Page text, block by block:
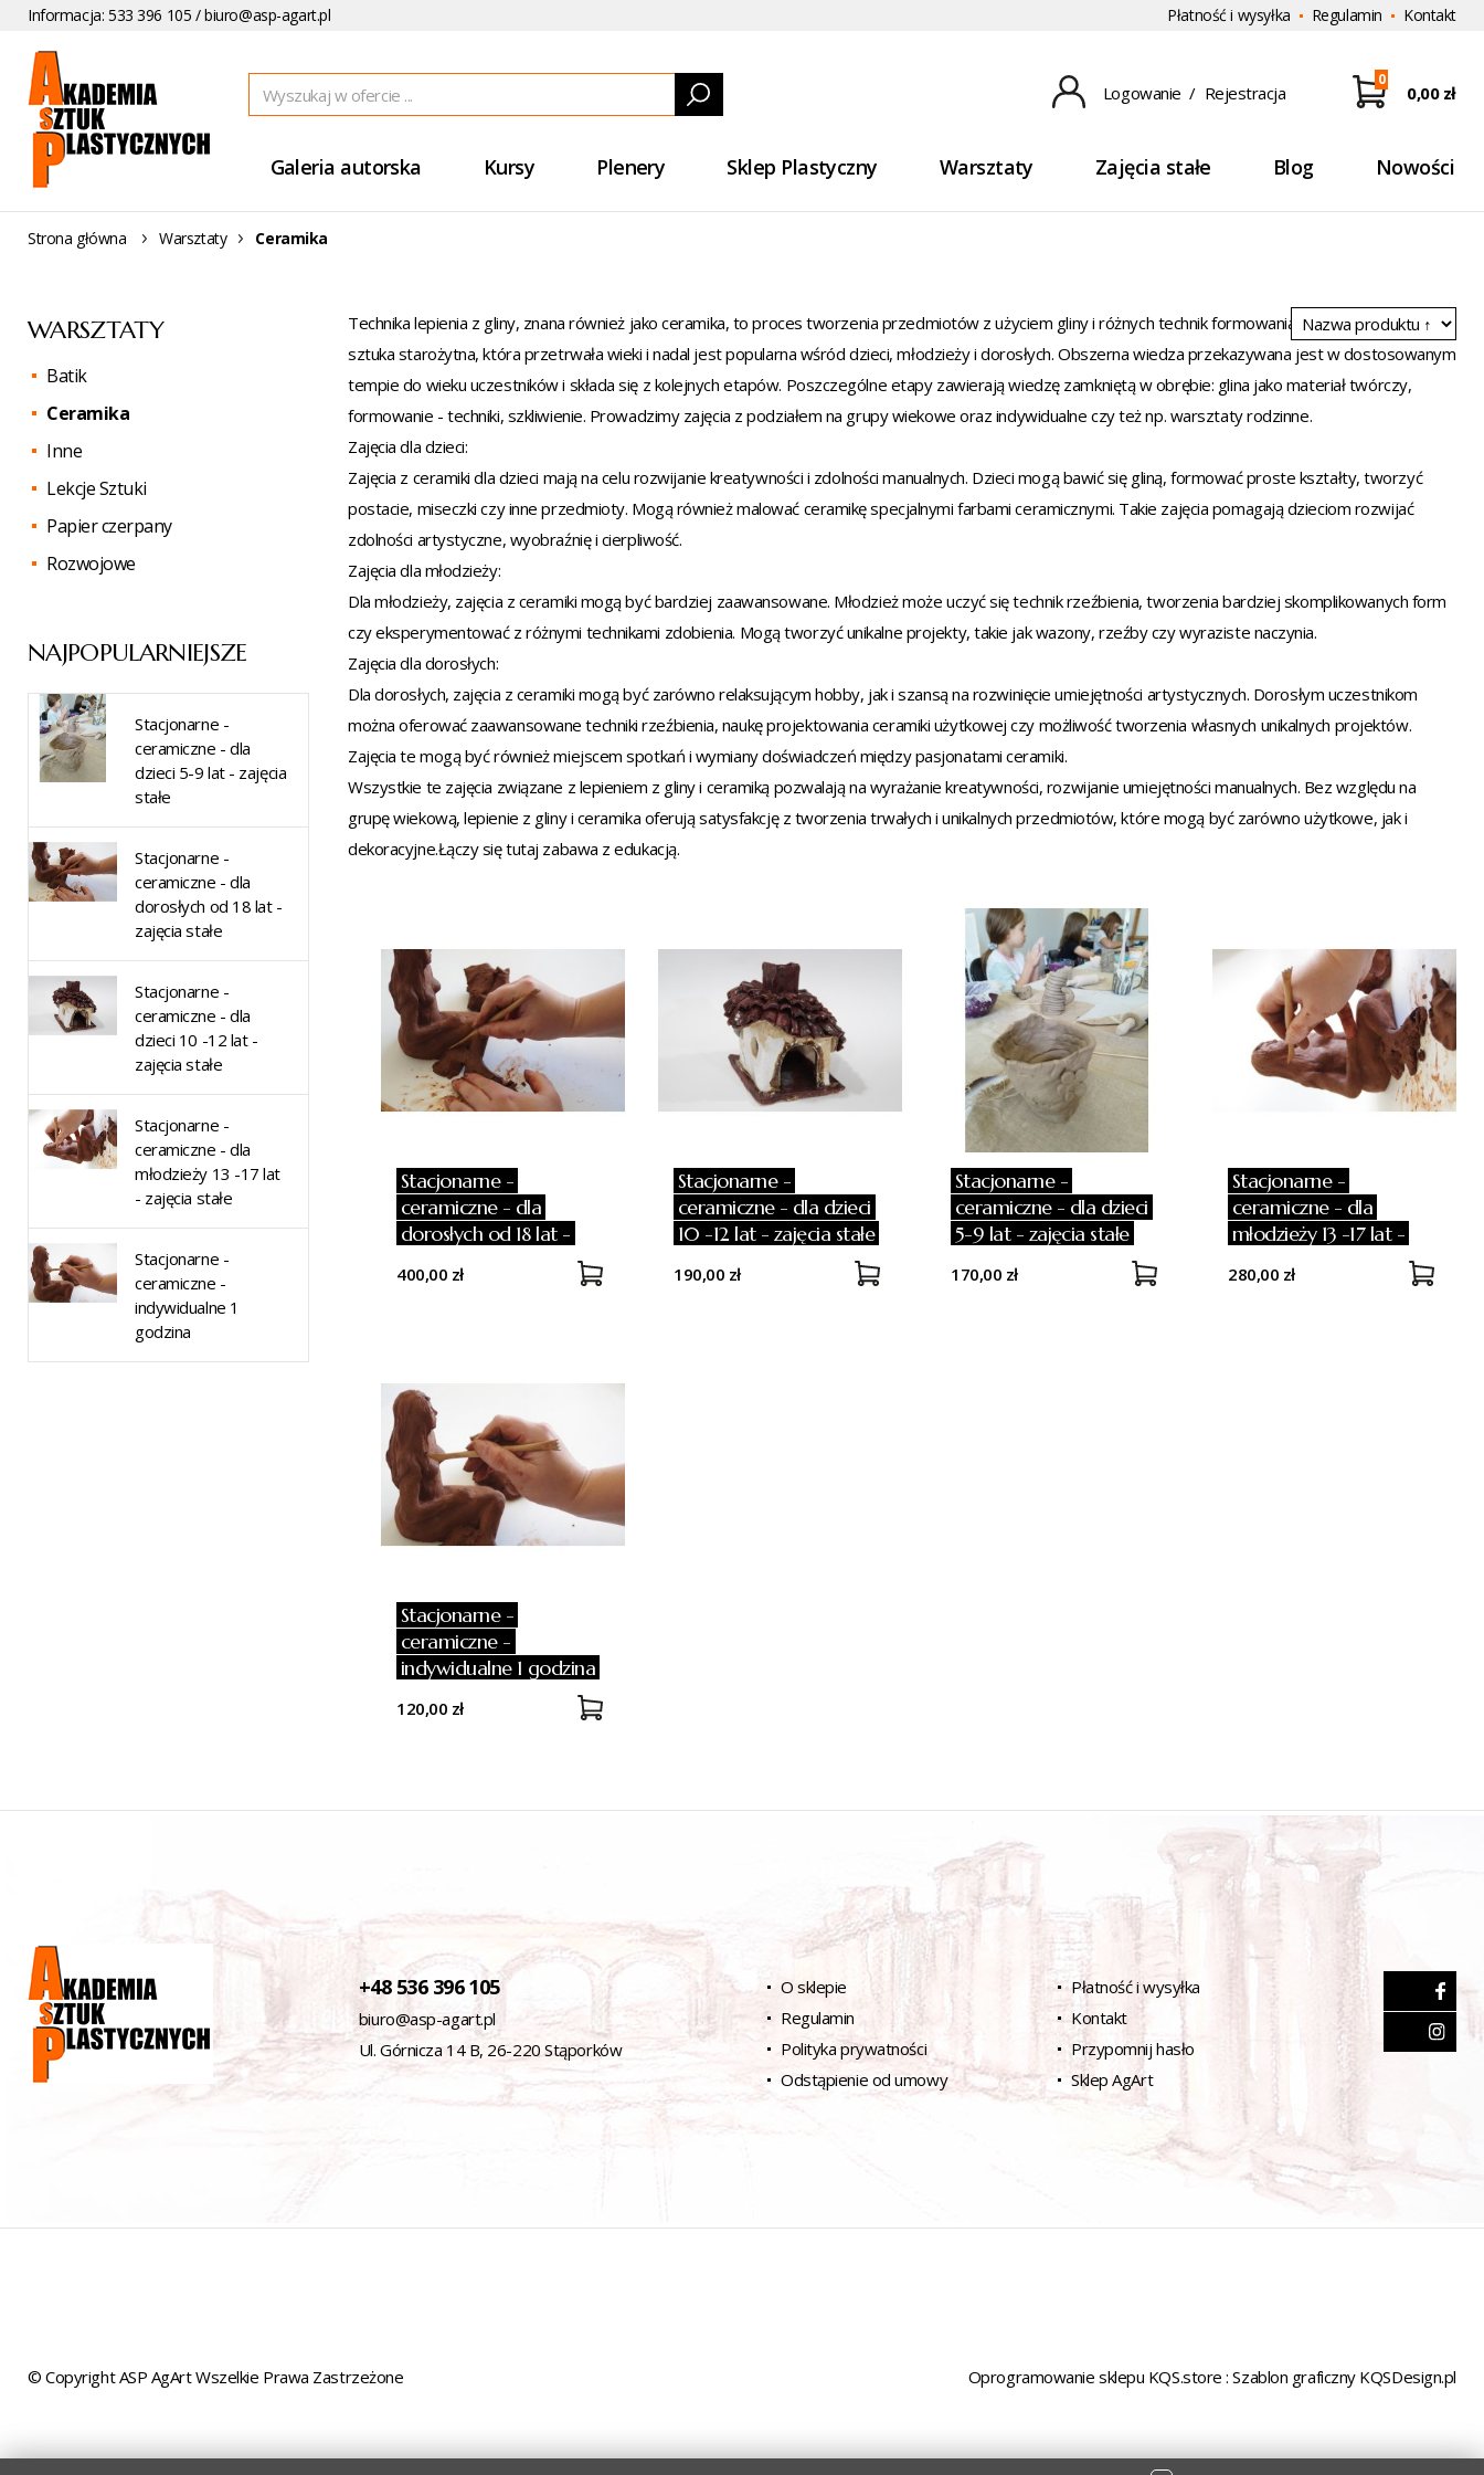
Informacja: 533 396 105 /biuro@asp-agart.pl Płatność i wysyłka Regulamin Kontakt
Logowanie / Rejestracja
0
0,00 zł
Galeria autorska Kursy Plenery Sklep Plastyczny Warsztaty Zajęcia stałe Blog Nowości
Strona główna Warsztaty Ceramika
WARSZTATY
Batik
Ceramika
Inne
Lekcje Sztuki
Papier czerpany
Rozwojowe
NAJPOPULARNIEJSZE
Stacjonarne -
ceramiczne - dla
dzieci 5-9 lat - zajęcia
stałe
Stacjonarne -
ceramiczne - dla
dorosłych od 18 lat -
zajęcia stałe
Stacjonarne -
ceramiczne - dla
dzieci 10 -12 lat -
zajęcia stałe
Stacjonarne -
ceramiczne - dla
młodzieży 13 -17 lat
- zajęcia stałe
Stacjonarne -
ceramiczne -
indywidualne 1
godzina
Technika lepienia z gliny, znana również jako ceramika, to proces tworzenia przedmiotów z użyciem gliny i różnych technik formowania i zdobienia. Jest to
sztuka starożytna, która przetrwała wieki i nadal jest popularna wśród dzieci, młodzieży i dorosłych. Obszerna wiedza przekazywana jest w dostosowanym
tempie do wieku uczestników i składa się z kolejnych etapów. Poszczególne etapy zawierają wiedzę zamkniętą w obrębie: glina jako materiał twórczy,
formowanie - techniki, szkliwienie. Prowadzimy zajęcia z podziałem na grupy wiekowe oraz indywidualne czy też np. warsztaty rodzinne.
Zajęcia dla dzieci:
Zajęcia z ceramiki dla dzieci mają na celu rozwijanie kreatywności i zdolności manualnych. Dzieci mogą bawić się gliną, formować proste kształty, tworzyć
postacie, miseczki czy inne przedmioty. Mogą również malować ceramikę specjalnymi farbami ceramicznymi. Takie zajęcia pomagają dzieciom rozwijać
zdolności artystyczne, wyobraźnię i cierpliwość.
Zajęcia dla młodzieży:
Dla młodzieży, zajęcia z ceramiki mogą być bardziej zaawansowane. Młodzież może uczyć się technik rzeźbienia, tworzenia bardziej skomplikowanych form
czy eksperymentować z różnymi technikami zdobienia. Mogą tworzyć unikalne projekty, takie jak wazony, rzeźby czy wyraziste naczynia.
Zajęcia dla dorosłych:
Dla dorosłych, zajęcia z ceramiki mogą być zarówno relaksującym hobby, jak i szansą na rozwinięcie umiejętności artystycznych. Dorosłym uczestnikom
można oferować zaawansowane techniki rzeźbienia, naukę projektowania ceramiki użytkowej czy możliwość tworzenia własnych unikalnych projektów.
Zajęcia te mogą być również miejscem spotkań i wymiany doświadczeń między pasjonatami ceramiki.
Wszystkie te zajęcia związane z lepieniem z gliny i ceramiką pozwalają na wyrażanie kreatywności, rozwijanie umiejętności manualnych. Bez względu na
grupę wiekową, lepienie z gliny i ceramika oferują satysfakcję z tworzenia trwałych i unikalnych przedmiotów, które mogą być zarówno użytkowe, jak i
dekoracyjne.Łączy się tutaj zabawa z edukacją.
Stacjonarne -
ceramiczne - dla
dorosłych od 18 lat -
400,00 zł
Stacjonarne -
ceramiczne - dla dzieci
10 -12 lat - zajęcia stałe
190,00 zł
Stacjonarne -
ceramiczne - dla dzieci
5-9 lat - zajęcia stałe
170,00 zł
Stacjonarne -
ceramiczne - dla
młodzieży 13 -17 lat -
280,00 zł
Stacjonarne -
ceramiczne -
indywidualne 1 godzina
120,00 zł
+48 536 396 105
biuro@asp-agart.pl
Ul. Górnicza 14 B, 26-220 Stąporków
O sklepie
Regulamin
Polityka prywatności
Odstąpienie od umowy
Płatność i wysyłka
Kontakt
Przypomnij hasło
Sklep AgArt
© Copyright ASP AgArt Wszelkie Prawa Zastrzeżone Oprogramowanie sklepu KQS.store :Szablon graficzny KQSDesign.pl